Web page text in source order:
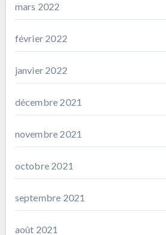
mars 2022
février 2022
janvier 2022
décembre 2021
novembre 2021
octobre 2021
septembre 2021
août 2021